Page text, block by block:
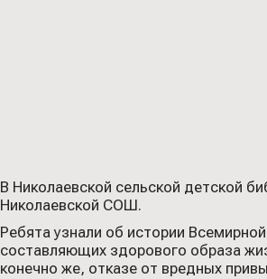
В Николаевской сельской детской
Николаевской СОШ.
Ребята узнали об истории
составляющих здорового образа
конечно же, отказе от вредных